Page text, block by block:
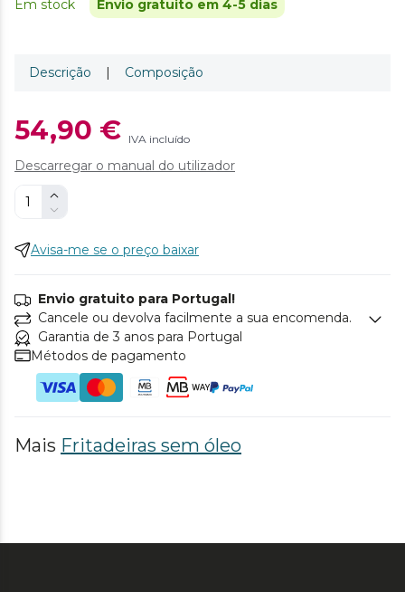
Em stock Envio gratuito em 4-5 dias
Descrição | Composição
54,90 € IVA incluído
Descarregar o manual do utilizador
Avisa-me se o preço baixar
Envio gratuito para Portugal!
Cancele ou devolva facilmente a sua encomenda.
Garantia de 3 anos para Portugal
Métodos de pagamento
Mais Fritadeiras sem óleo